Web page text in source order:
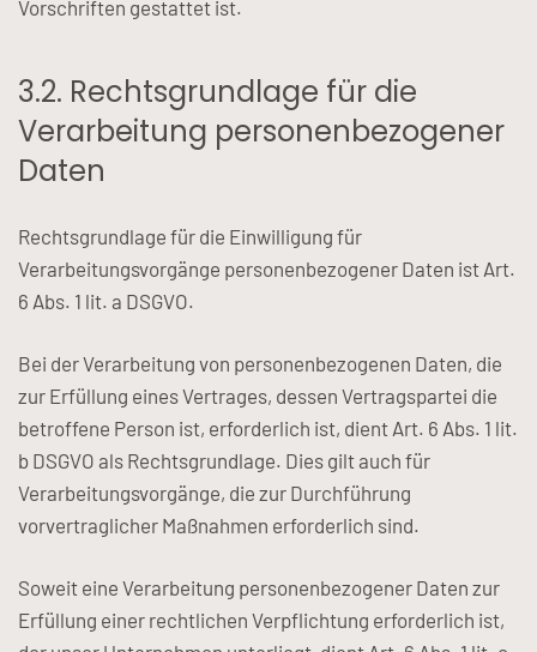
Vorschriften gestattet ist.
3.2. Rechtsgrundlage für die
Verarbeitung personenbezogener
Daten
Rechtsgrundlage für die Einwilligung für
Verarbeitungsvorgänge personenbezogener Daten ist Art.
6 Abs. 1 lit. a DSGVO.
Bei der Verarbeitung von personenbezogenen Daten, die
zur Erfüllung eines Vertrages, dessen Vertragspartei die
betroffene Person ist, erforderlich ist, dient Art. 6 Abs. 1 lit.
b DSGVO als Rechtsgrundlage. Dies gilt auch für
Verarbeitungsvorgänge, die zur Durchführung
vorvertraglicher Maßnahmen erforderlich sind.
Soweit eine Verarbeitung personenbezogener Daten zur
Erfüllung einer rechtlichen Verpflichtung erforderlich ist,